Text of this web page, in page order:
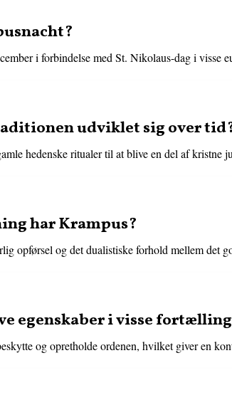
i forbindelse med St. Nikolaus-dag i visse
udviklet sig over
hedenske ritualer til at blive en del af kristne
har Krampus?
opførsel og det dualistiske forhold mellem det
egenskaber i visse
og opretholde ordenen, hvilket giver en